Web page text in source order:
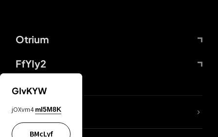
Otrium
FfYIy2
DDcvSo
GIvKYW
jOXvm4 mI5M8K
BMcLyf